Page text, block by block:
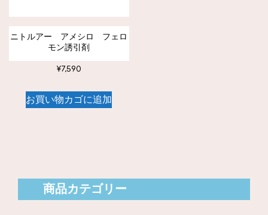
ニトルアー アメシロ フェロ
モン誘引剤
¥7,590
お買い物カゴに追加
商品カテゴリー